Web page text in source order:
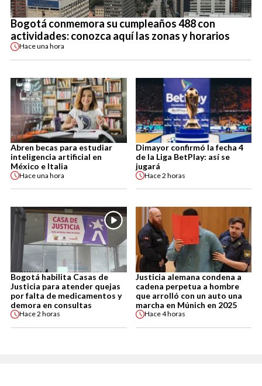
Bogotá conmemora su cumpleaños 488 con
actividades: conozca aquí las zonas y horarios
Haceuna hora
Abren becas para estudiar
inteligencia artificial en
México e Italia
Haceuna hora
Dimayor confirmó la fecha 4
de la Liga BetPlay: así se
jugará
Hace2 horas
Bogotá habilita Casas de
Justicia para atender quejas
por falta de medicamentos y
demora en consultas
Hace2 horas
Justicia alemana condena a
cadena perpetua a hombre
que arrolló con un auto una
marcha en Múnich en 2025
Hace4 horas